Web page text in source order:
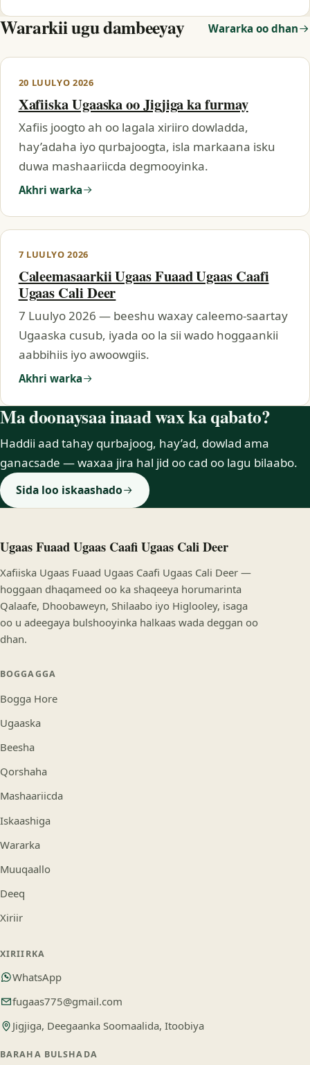
Wararkii ugu dambeeyay Wararka oo dhan
20 LUULYO 2026
Xafiiska Ugaaska oo Jigjiga ka furmay
Xafiis joogto ah oo lagala xiriiro dowladda,
hay’adaha iyo qurbajoogta, isla markaana isku
duwa mashaariicda degmooyinka.
Akhri warka
7 LUULYO 2026
Caleemasaarkii Ugaas Fuaad Ugaas Caafi
Ugaas Cali Deer
7 Luulyo 2026 — beeshu waxay caleemo-saartay
Ugaaska cusub, iyada oo la sii wado hoggaankii
aabbihiis iyo awoowgiis.
Akhri warka
Ma doonaysaa inaad wax ka qabato?
Haddii aad tahay qurbajoog, hay’ad, dowlad ama
ganacsade — waxaa jira hal jid oo cad oo lagu bilaabo.
Sida loo iskaashado
Ugaas Fuaad Ugaas Caafi Ugaas Cali Deer
Xafiiska Ugaas Fuaad Ugaas Caafi Ugaas Cali Deer —
hoggaan dhaqameed oo ka shaqeeya horumarinta
Qalaafe, Dhoobaweyn, Shilaabo iyo Higlooley, isaga
oo u adeegaya bulshooyinka halkaas wada deggan oo
dhan.
BOGGAGGA
Bogga Hore
Ugaaska
Beesha
Qorshaha
Mashaariicda
Iskaashiga
Wararka
Muuqaallo
Deeq
Xiriir
XIRIIRKA
WhatsApp
fugaas775@gmail.com
Jigjiga, Deegaanka Soomaalida, Itoobiya
BARAHA BULSHADA